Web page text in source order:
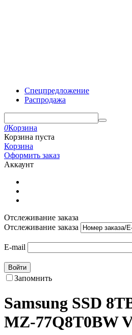
Спецпредложение
Распродажа
0Корзина
Корзина пуста
Корзина
Оформить заказ
Аккаунт
Отслеживание заказа
Отслеживание заказа
E-mail
Войти
Запомнить
Samsung SSD
MZ-77Q8T0BW